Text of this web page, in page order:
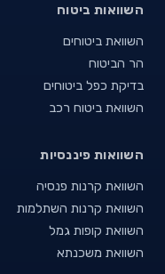
השוואות ביטוח
השוואת ביטוחים
הר הביטוח
בדיקת כפל ביטוחים
השוואת ביטוח רכב
השוואות פיננסיות
השוואת קרנות פנסיה
השוואת קרנות השתלמות
השוואת קופות גמל
השוואת משכנתא